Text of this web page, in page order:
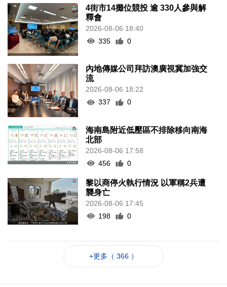
4街市14攤位競投 逾 330人參與解
釋會
2026-08-06 18:40
335
0
內地傳媒公司拜訪澳廣視冀加強交
流
2026-08-06 18:22
337
0
海南島附近低壓區不排除移向南海
北部
2026-08-06 17:58
456
0
黎以商停火執行情況 以軍稱2兵遭
襲身亡
2026-08-06 17:45
198
0
+更多（ 366 ）